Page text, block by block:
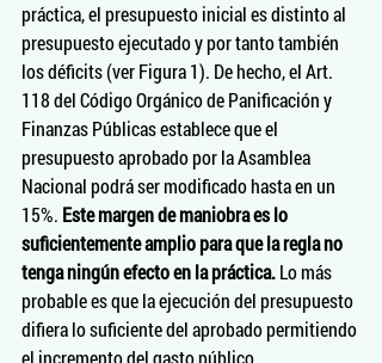
práctica, el presupuesto inicial es distinto al
presupuesto ejecutado y por tanto también
los déficits (ver Figura 1). De hecho, el Art.
118 del Código Orgánico de Panificación y
Finanzas Públicas establece que el
presupuesto aprobado por la Asamblea
Nacional podrá ser modificado hasta en un
15%. Este margen de maniobra es lo
suficientemente amplio para que la regla no
tenga ningún efecto en la práctica. Lo más
probable es que la ejecución del presupuesto
difiera lo suficiente del aprobado permitiendo
el incremento del gasto público